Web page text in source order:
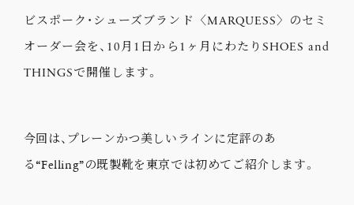
ビスポーク・シューズブランド〈MARQUESS〉のセミ
オーダー会を、10月1日から1ヶ月にわたりSHOES and
THINGSで開催します。
今回は、プレーンかつ美しいラインに定評のあ
る“Felling”の既製靴を東京では初めてご紹介します。